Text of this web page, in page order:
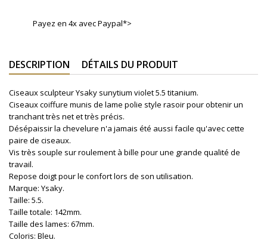
Payez en 4x avec Paypal*>
DESCRIPTION DÉTAILS DU PRODUIT
Ciseaux sculpteur Ysaky sunytium violet 5.5 titanium.
Ciseaux coiffure munis de lame polie style rasoir pour obtenir un
tranchant très net et très précis.
Désépaissir la chevelure n'a jamais été aussi facile qu'avec cette
paire de ciseaux.
Vis très souple sur roulement à bille pour une grande qualité de
travail.
Repose doigt pour le confort lors de son utilisation.
Marque: Ysaky.
Taille: 5.5.
Taille totale: 142mm.
Taille des lames: 67mm.
Coloris: Bleu.